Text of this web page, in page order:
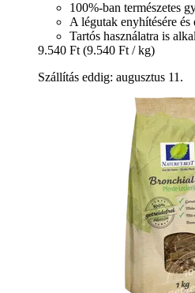
100%-ban természetes
A légutak enyhítésére és
Tartós használatra is
9.540 Ft (9.540 Ft / kg)
Szállítás eddig: augusztus 11.